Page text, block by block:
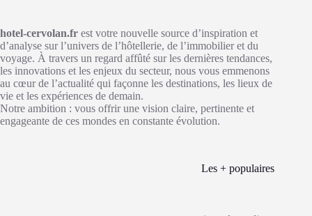
hotel-cervolan.fr est votre nouvelle source d’inspiration et
d’analyse sur l’univers de l’hôtellerie, de l’immobilier et du
voyage. À travers un regard affûté sur les dernières tendances,
les innovations et les enjeux du secteur, nous vous emmenons
au cœur de l’actualité qui façonne les destinations, les lieux de
vie et les expériences de demain.
Notre ambition : vous offrir une vision claire, pertinente et
engageante de ces mondes en constante évolution.
Les + populaires